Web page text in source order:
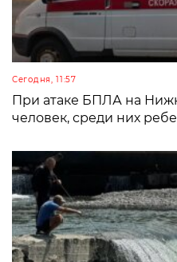
Сегодня, 11:57
При атаке БПЛА на
человек, среди них